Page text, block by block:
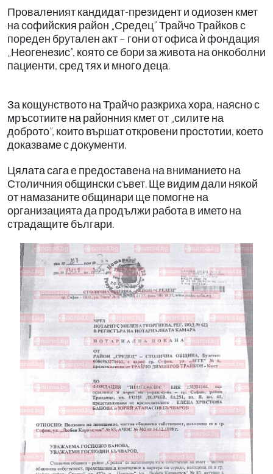
Проваленият кандидат-президент и одиозен кмет
на софийския район „Средец” Трайчо Трайков с
пореден брутален акт – гони от офиса ѝ фондация
„Неогенезис”, която се бори за живота на онкоболни
пациенти, сред тях и много деца.
За кощунството на Трайчо разкриха хора, наясно с
мръсотиите на районния кмет от „силите на
доброто”, които вършат откровени простотии, което
доказваме с документи.
Цялата сага е предоставена на вниманието на
Столичния общински съвет. Ще видим дали някой
от намазаните общинари ще помогне на
организацията да продължи работа в името на
страдащите българи.